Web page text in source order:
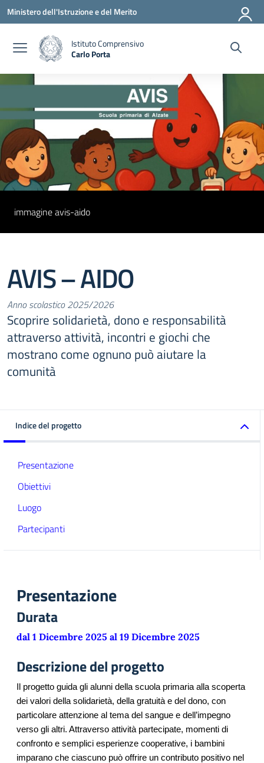
Vai ai contenuti
Vai al menu di navigazione
Vai al footer
Ministero dell'Istruzione e del Merito
Istituto Comprensivo
Carlo Porta
immagine avis-aido
AVIS – AIDO
Anno scolastico 2025/2026
Scoprire solidarietà, dono e responsabilità
attraverso attività, incontri e giochi che
mostrano come ognuno può aiutare la
comunità
Indice del progetto
Presentazione
Obiettivi
Luogo
Partecipanti
Presentazione
Durata
dal 1 Dicembre 2025 al 19 Dicembre 2025
Descrizione del progetto
Il progetto guida gli alunni della scuola primaria alla scoperta
dei valori della solidarietà, della gratuità e del dono, con
particolare attenzione al tema del sangue e dell’impegno
verso gli altri. Attraverso attività partecipate, momenti di
confronto e semplici esperienze cooperative, i bambini
imparano che ciascuno può offrire un contributo positivo nel